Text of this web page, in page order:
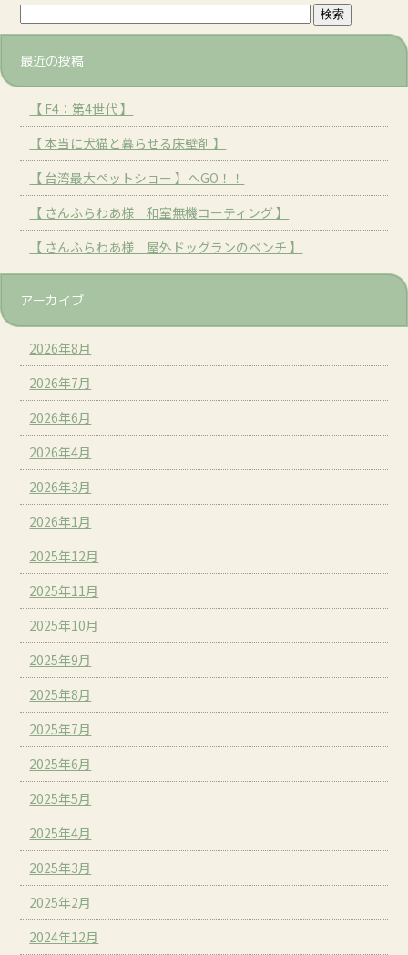
最近の投稿
【 F4：第4世代 】
【 本当に犬猫と暮らせる床壁剤 】
【 台湾最大ペットショー 】へGO！！
【 さんふらわあ様 和室無機コーティング 】
【 さんふらわあ様 屋外ドッグランのベンチ 】
アーカイブ
2026年8月
2026年7月
2026年6月
2026年4月
2026年3月
2026年1月
2025年12月
2025年11月
2025年10月
2025年9月
2025年8月
2025年7月
2025年6月
2025年5月
2025年4月
2025年3月
2025年2月
2024年12月